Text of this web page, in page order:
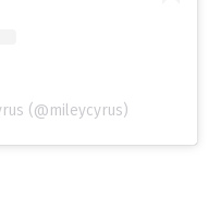
(@mileycyrus)